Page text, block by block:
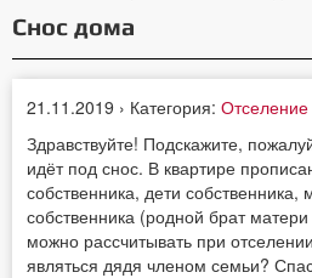
Снос дома
21.11.2019 › Категория:
Здравствуйте! Подскажите,
идёт под снос. В квартире
собственника, дети собственника,
собственника (родной брат
можно рассчитывать при
являться дядя членом семьи?